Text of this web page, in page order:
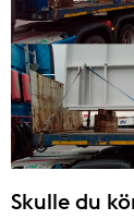
Skulle du